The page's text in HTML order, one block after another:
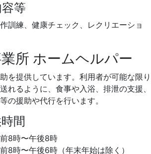
等
訓練、健康チェック、レクリエーショ
所 ホームヘルパー
を提供しています。利用者が可能な限り
れるように、食事や入浴、排泄の支援、
の援助や代行を行います。
間
時〜午後8時
時〜午後6時（年末年始は除く）